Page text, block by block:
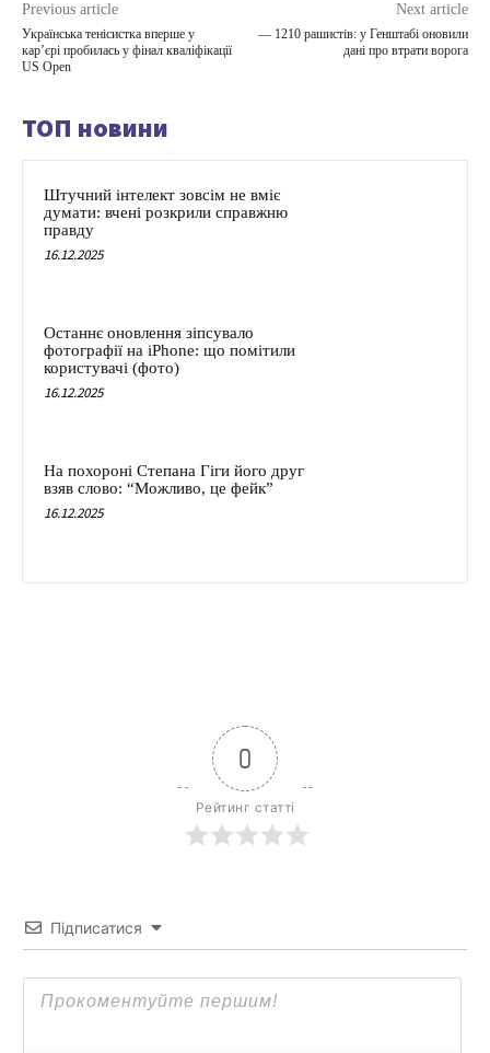
Previous article
Українська тенісистка вперше у
кар’єрі пробилась у фінал кваліфікації
US Open
Next article
— 1210 рашистів: у Генштабі оновили
дані про втрати ворога
ТОП новини
Штучний інтелект зовсім не вміє
думати: вчені розкрили справжню
правду
16.12.2025
Останнє оновлення зіпсувало
фотографії на iPhone: що помітили
користувачі (фото)
16.12.2025
На похороні Степана Гіги його друг
взяв слово: “Можливо, це фейк”
16.12.2025
0
Рейтинг статті
Підписатися